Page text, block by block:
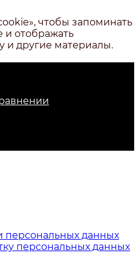
чтобы запоминать
и отображать
и другие материалы.
персональных данных
персональных данных